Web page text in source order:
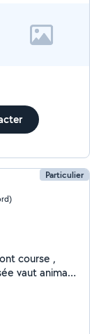
Particulier
course ,
vaut animaux